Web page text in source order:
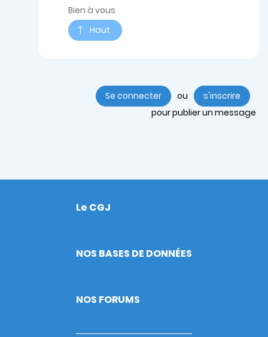
Bien à vous
Haut
Se connecter ou
s'inscrire
pour publier un message
Footer
Le CGJ
NOS BASES DE DONNÉES
NOS FORUMS